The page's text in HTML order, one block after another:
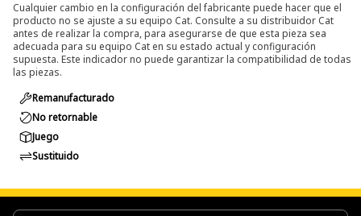
Cualquier cambio en la configuración del fabricante puede hacer que el
producto no se ajuste a su equipo Cat. Consulte a su distribuidor Cat
antes de realizar la compra, para asegurarse de que esta pieza sea
adecuada para su equipo Cat en su estado actual y configuración
supuesta. Este indicador no puede garantizar la compatibilidad de todas
las piezas.
Remanufacturado
No retornable
Juego
Sustituido